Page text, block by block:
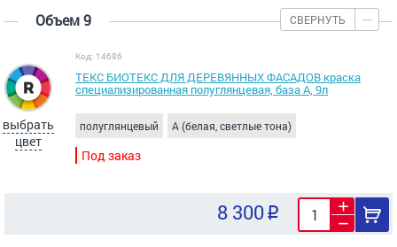
Объем 9 СВЕРНУТЬ
выбрать
цвет
Код: 14686
ТЕКС БИОТЕКС ДЛЯ ДЕРЕВЯННЫХ ФАСАДОВ краска
специализированная полуглянцевая, база A, 9л
полуглянцевый A (белая, светлые тона)
Под заказ
8 300